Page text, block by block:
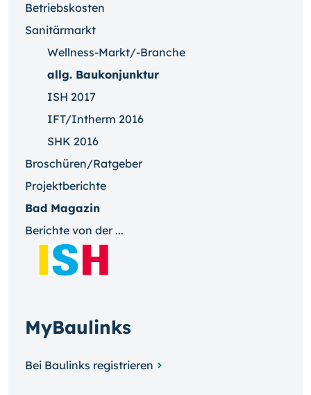
Betriebskosten
Sanitärmarkt
Wellness-Markt/-Branche
allg. Baukonjunktur
ISH 2017
IFT/Intherm 2016
SHK 2016
Broschüren/Ratgeber
Projektberichte
Bad Magazin
Berichte von der ...
MyBaulinks
Bei Baulinks registrieren